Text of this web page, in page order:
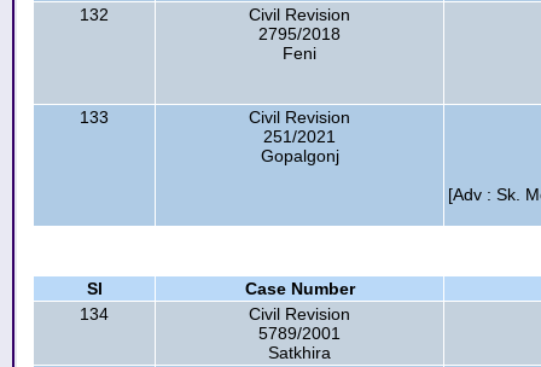
132
Civil Revision
2795/2018
Feni
133
Civil Revision
251/2021
Gopalgonj
[Adv : Sk.
Sl
Case Number
134
Civil Revision
5789/2001
Satkhira